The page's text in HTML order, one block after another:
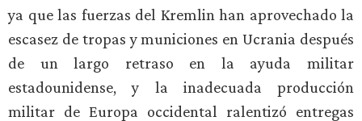
ya que las fuerzas del Kremlin han aprovechado la
escasez de tropas y municiones en Ucrania después
de un largo retraso en la ayuda militar
estadounidense, y la inadecuada producción
militar de Europa occidental ralentizó entregas